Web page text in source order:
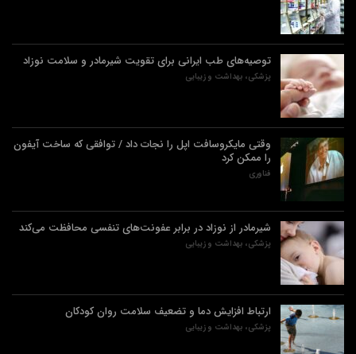
توصیه‌های طب ایرانی برای تقویت شیرمادر و سلامت نوزاد
پزشکی، بهداشت و زیبایی
وقتی مایکروسافت اپل را نجات داد / توافقی که ساخت آیفون
را ممکن کرد
فناوری
شیرمادر از نوزاد در برابر عفونت‌های تنفسی محافظت می‌کند
پزشکی، بهداشت و زیبایی
ارتباط افزایش دما و تضعیف سلامت روان کودکان
پزشکی، بهداشت و زیبایی